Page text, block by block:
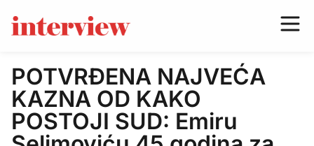
POTVRĐENA NAJVEĆA
KAZNA OD KAKO
POSTOJI SUD: Emiru